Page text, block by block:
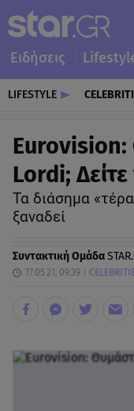
Ειδήσεις
LIFESTYLE
Eurovision:
Lordi;
Τα διάσημα
ξαναδεί
Συντακτική Ομάδα
17.05.21, 09:39